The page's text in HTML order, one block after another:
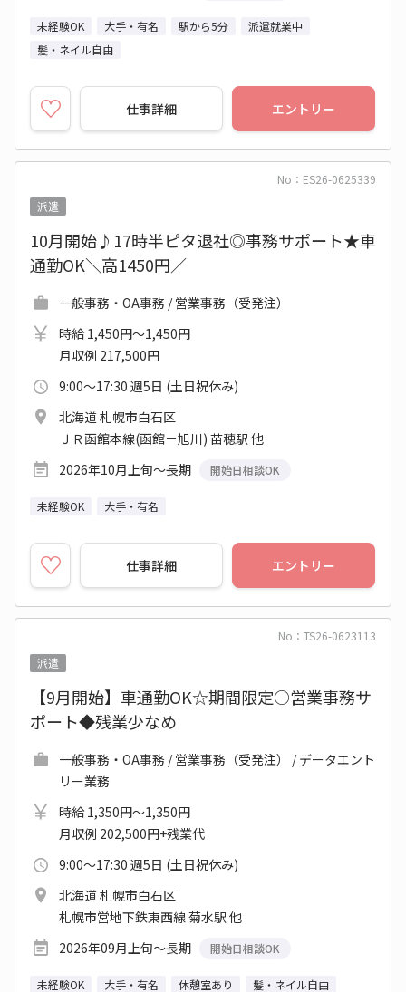
未経験OK 大手・有名 駅から5分
派遣就業中
髪・ネイル自由
仕事詳細 エントリー
No：ES26-0625339
派遣
10月開始♪17時半ピタ退社◎事務サポート★車
通勤OK＼高1450円／
一般事務・OA事務 / 営業事務（受発注）
時給 1,450円～1,450円
月収例 217,500円
9:00～17:30 週5日 (土日祝休み)
北海道 札幌市白石区
ＪＲ函館本線(函館－旭川) 苗穂駅 他
2026年10月上旬～長期
開始日相談OK
未経験OK 大手・有名
仕事詳細 エントリー
No：TS26-0623113
派遣
【9月開始】車通勤OK☆期間限定○営業事務サ
ポート◆残業少なめ
一般事務・OA事務 / 営業事務（受発注） / データエント
リー業務
時給 1,350円～1,350円
月収例 202,500円+残業代
9:00～17:30 週5日 (土日祝休み)
北海道 札幌市白石区
札幌市営地下鉄東西線 菊水駅 他
2026年09月上旬～長期
開始日相談OK
未経験OK 大手・有名 休憩室あり 髪・ネイル自由